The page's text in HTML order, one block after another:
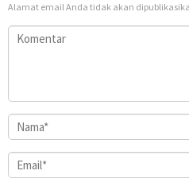
Alamat email Anda tidak akan